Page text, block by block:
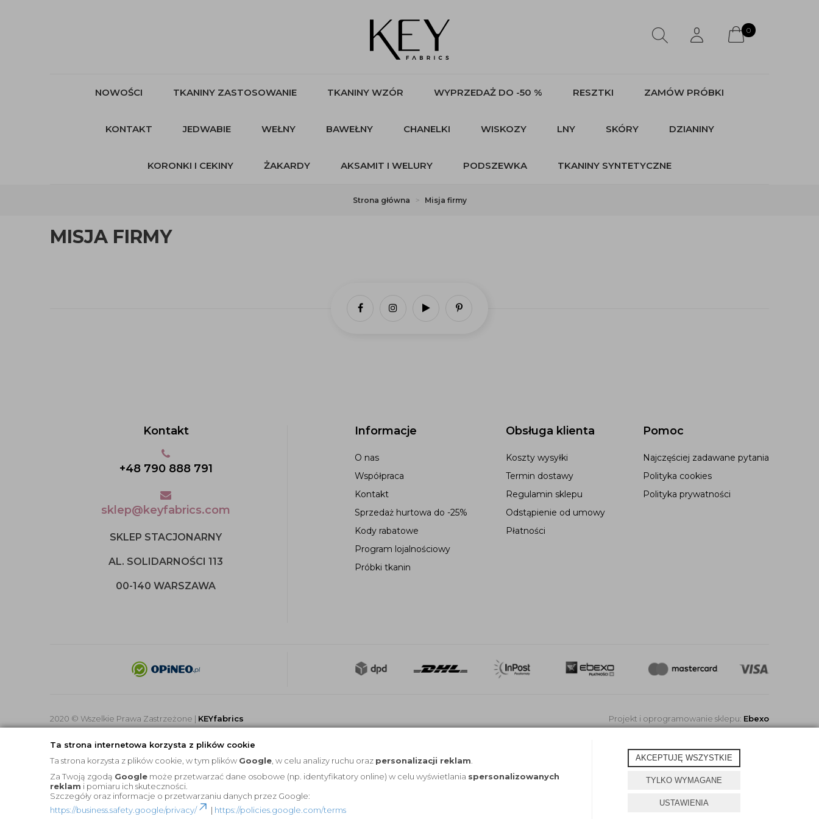
Ta strona internetowa korzysta z plików cookie
Ta strona korzysta z plików cookie, w tym plików Google , w celu analizy ruchu oraz personalizacji reklam
Za Twoją zgodą Google może przetwarzać dane osobowe (np. identyfikatory online) w celu wyświetlania spersonalizowanych
reklam i pomiaru ich skuteczności.
Szczegóły oraz informacje o przetwarzaniu danych przez Google:
https://business.safety.google/privacy/
| https://policies.google.com/terms
AKCEPTUJĘ WSZYSTKIE
TYLKO WYMAGANE
USTAWIENIA
0
NOWOŚCI TKANINY ZASTOSOWANIE TKANINY WZÓR WYPRZEDAŻ DO -50 % RESZTKI ZAMÓW PRÓBKI
KONTAKT JEDWABIE WEŁNY BAWEŁNY CHANELKI WISKOZY LNY SKÓRY DZIANINY
KORONKI I CEKINY ŻAKARDY AKSAMIT I WELURY PODSZEWKA TKANINY SYNTETYCZNE
Strona główna Misja firmy
MISJA FIRMY
Informacje
O nas
Współpraca
Kontakt
Sprzedaż hurtowa do -25%
Kody rabatowe
Program lojalnościowy
Próbki tkanin
Obsługa klienta
Koszty wysyłki
Termin dostawy
Regulamin sklepu
Odstąpienie od umowy
Płatności
Pomoc
Najczęściej zadawane pytania
Polityka cookies
Polityka prywatności
Kontakt
+48 790 888 791
sklep@keyfabrics.com
SKLEP STACJONARNY
AL. SOLIDARNOŚCI 113
00-140 WARSZAWA
2020 © Wszelkie Prawa Zastrzeżone | KEYfabrics Projekt i oprogramowanie sklepu: Ebexo